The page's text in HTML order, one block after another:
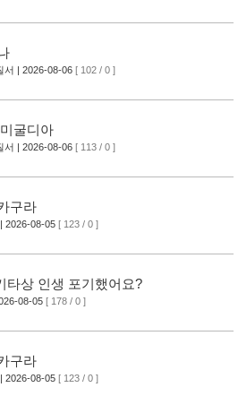
서 | 2026-08-06 [ 102 / 0 ]
굴디아
서 | 2026-08-06 [ 113 / 0 ]
구라
| 2026-08-05 [ 123 / 0 ]
타상 인생 포기했어요?
08-05 [ 178 / 0 ]
구라
| 2026-08-05 [ 123 / 0 ]